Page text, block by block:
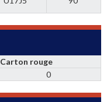
Carton rouge
0